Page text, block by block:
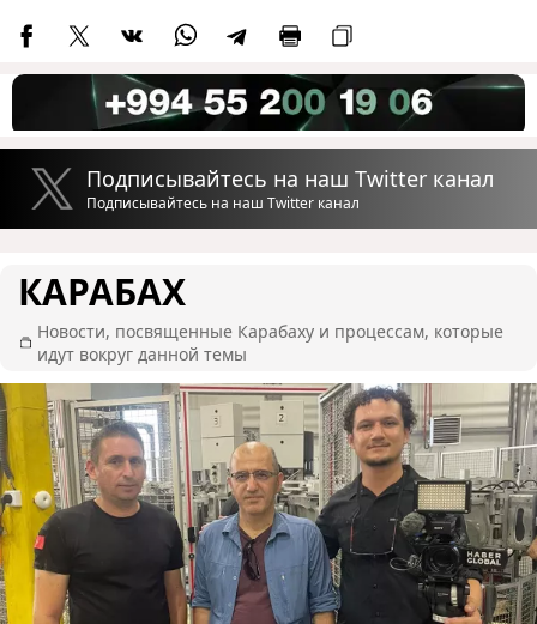
Подписывайтесь на наш Twitter канал
Подписывайтесь на наш Twitter канал
КАРАБАХ
Новости, посвященные Карабаху и процессам, которые
идут вокруг данной темы